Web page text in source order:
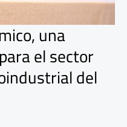
una
el sector
del